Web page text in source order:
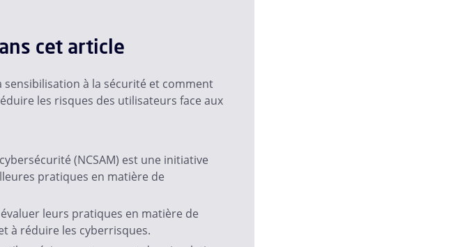
cet article
à la sécurité et comment
les risques des utilisateurs face aux
(NCSAM) est une initiative
pratiques en matière de
leurs pratiques en matière de
à réduire les cyberrisques.